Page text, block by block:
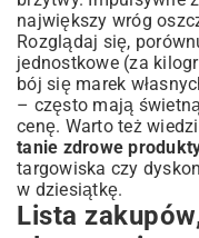
największy wróg
Rozglądaj się,
jednostkowe (za
bój się marek
– często mają
cenę. Warto też
tanie zdrowe
targowiska czy
w dziesiątkę.
Lista